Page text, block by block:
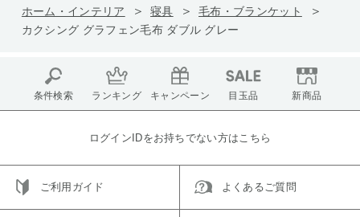
ホーム・インテリア
寝具
毛布・ブランケット
カクシング グラフェン毛布 ダブル グレー
条件検索 ランキング キャンペーン 目玉品 新商品
ログインIDをお持ちでない方はこちら
ご利用ガイド よくあるご質問